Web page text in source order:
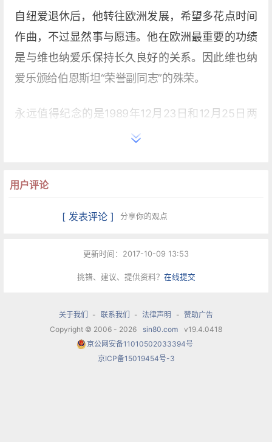
自纽爱退休后，他转往欧洲发展，希望多花点时间
作曲，不过显然事与愿违。他在欧洲最重要的功绩
是与维也纳爱乐保持长久良好的关系。因此维也纳
爱乐颁给伯恩斯坦“荣誉副同志”的殊荣。
永远值得纪念的是1989年12月23日和12月25日两
天，伯恩斯坦在钢琴家朱斯图斯·弗朗兹的邀请下到
下，伯恩斯坦将交响曲中席勒的欢乐颂改为“自由
颂”。伯恩斯坦对此说道：“我肯定，贝多芬会同意
播收看了这场音乐会。
都有涉猎,尤其是浪漫派作品。其中又以马勒的作品
为最。但是，作为作曲家，他也有不少著名作品。
1935年他完成了第一部作品，为钢琴与人声所作的
用户评论
[ 发表评论 ] 分享你的观点
更新时间：2017-10-09 13:53
挑错、建议、提供资料？ 在线提交
关于我们 - 联系我们 - 法律声明 - 赞助广告
Copyright © 2006 - 2026
sin80.com
v19.4.0418
京公网安备11010502033394号
京ICP备15019454号-3